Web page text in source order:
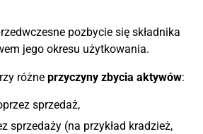
pozbycie się składnika
jego okresu użytkowania.
różne przyczyny zbycia aktywów:
sprzedaż,
sprzedaży (na przykład kradzież,